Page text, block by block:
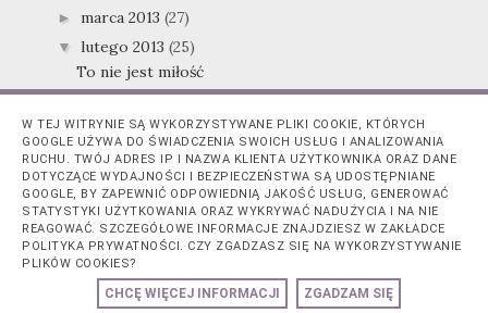
► marca 2013 (27)
▼ lutego 2013 (25)
To nie jest miłość
Zrób się na fiolet!
Dziękuje! Nie kupuję.
Arbuzowe orzeźwienie z Apisem
Każda fryzura się uda, bo ta odżywka działa cuda
Moje mazidła
Piątkowy przegląd nowości partI
Antybakteryjny żelik
"Mógłbym Cię mydlić.."
W TEJ WITRYNIE SĄ WYKORZYSTYWANE PLIKI COOKIE, KTÓRYCH
GOOGLE UŻYWA DO ŚWIADCZENIA SWOICH USŁUG I ANALIZOWANIA
RUCHU. TWÓJ ADRES IP I NAZWA KLIENTA UŻYTKOWNIKA ORAZ DANE
DOTYCZĄCE WYDAJNOŚCI I BEZPIECZEŃSTWA SĄ UDOSTĘPNIANE
GOOGLE, BY ZAPEWNIĆ ODPOWIEDNIĄ JAKOŚĆ USŁUG, GENEROWAĆ
STATYSTYKI UŻYTKOWANIA ORAZ WYKRYWAĆ NADUŻYCIA I NA NIE
REAGOWAĆ. SZCZEGÓŁOWE INFORMACJE ZNAJDZIESZ W ZAKŁADCE
POLITYKA PRYWATNOŚCI. CZY ZGADZASZ SIĘ NA WYKORZYSTYWANIE
PLIKÓW COOKIES?
CHCĘ WIĘCEJ INFORMACJI ZGADZAM SIĘ